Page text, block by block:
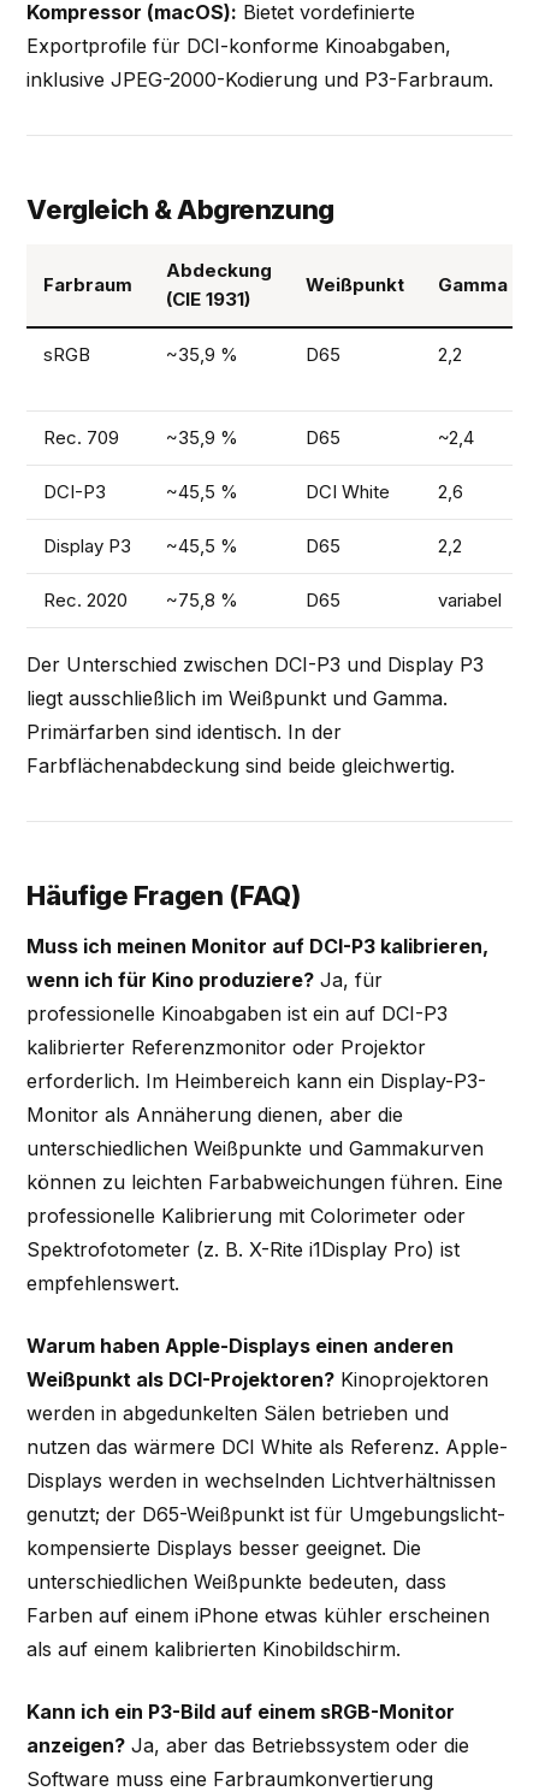
Kompressor (macOS): Bietet vordefinierte
Exportprofile für DCI-konforme Kinoabgaben,
inklusive JPEG-2000-Kodierung und P3-Farbraum.
Vergleich & Abgrenzung
Farbraum
Abdeckung
(CIE 1931)
Weißpunkt Gamma
sRGB ~35,9 % D65 2,2
Rec. 709 ~35,9 % D65 ~2,4
DCI-P3 ~45,5 % DCI White 2,6
Display P3 ~45,5 % D65 2,2
Rec. 2020 ~75,8 % D65 variabel
Der Unterschied zwischen DCI-P3 und Display P3
liegt ausschließlich im Weißpunkt und Gamma.
Primärfarben sind identisch. In der
Farbflächenabdeckung sind beide gleichwertig.
Häufige Fragen (FAQ)
Muss ich meinen Monitor auf DCI-P3 kalibrieren,
wenn ich für Kino produziere? Ja, für
professionelle Kinoabgaben ist ein auf DCI-P3
kalibrierter Referenzmonitor oder Projektor
erforderlich. Im Heimbereich kann ein Display-P3-
Monitor als Annäherung dienen, aber die
unterschiedlichen Weißpunkte und Gammakurven
können zu leichten Farbabweichungen führen. Eine
professionelle Kalibrierung mit Colorimeter oder
Spektrofotometer (z. B. X-Rite i1Display Pro) ist
empfehlenswert.
Warum haben Apple-Displays einen anderen
Weißpunkt als DCI-Projektoren? Kinoprojektoren
werden in abgedunkelten Sälen betrieben und
nutzen das wärmere DCI White als Referenz. Apple-
Displays werden in wechselnden Lichtverhältnissen
genutzt; der D65-Weißpunkt ist für Umgebungslicht-
kompensierte Displays besser geeignet. Die
unterschiedlichen Weißpunkte bedeuten, dass
Farben auf einem iPhone etwas kühler erscheinen
als auf einem kalibrierten Kinobildschirm.
Kann ich ein P3-Bild auf einem sRGB-Monitor
anzeigen? Ja, aber das Betriebssystem oder die
Software muss eine Farbraumkonvertierung